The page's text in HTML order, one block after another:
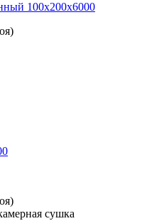
100х200х6000
сушка